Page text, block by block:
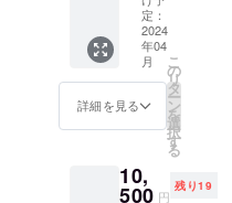
5,000円
以上の
場合に1
枚ご利
用でき
ます。
（クー
ポン
ング特
別価格
で定価
8,600円
(送料込
み)→8,0
00円。
季節に
たお花
を中心
定：
2024
年04
月
詳細を見る
こ
の
リ
タ
ー
ン
を
選
択
す
る
10,
500 円
残り19